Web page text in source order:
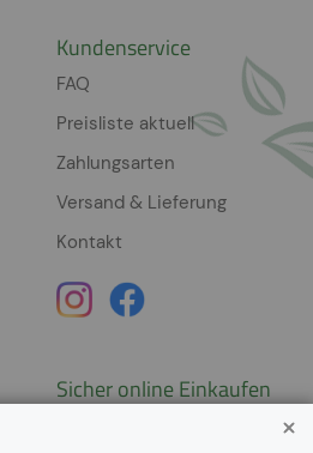
Kundenservice
FAQ
Preisliste aktuell
Zahlungsarten
Versand & Lieferung
Kontakt
Sicher online Einkaufen